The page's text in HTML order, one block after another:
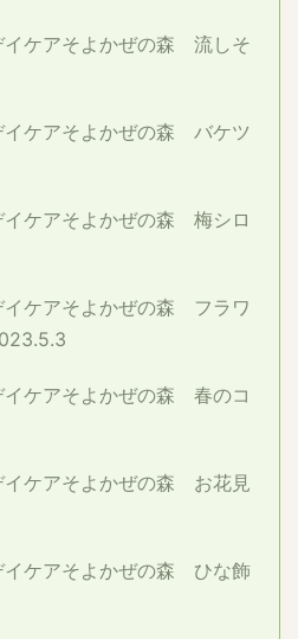
ケアそよかぜの森 流しそ
ケアそよかぜの森 バケツ
ケアそよかぜの森 梅シロ
ケアそよかぜの森 フラワ
ケアそよかぜの森 春のコ
ケアそよかぜの森 お花見
ケアそよかぜの森 ひな飾